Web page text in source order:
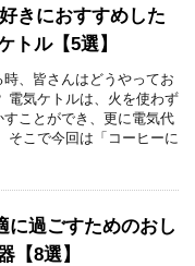
きにおすすめした
トル【5選】
、皆さんはどうやってお
電気ケトルは、火を使わず
ことができ、更に電気代
そこで今回は「コーヒーに
に過ごすためのおし
【8選】